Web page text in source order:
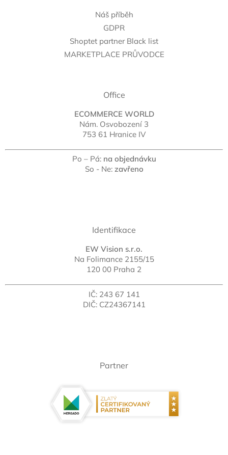
Náš příběh
GDPR
Shoptet partner Black list
MARKETPLACE PRŮVODCE
Office
ECOMMERCE WORLD
Nám. Osvobození 3
753 61 Hranice IV
Po – Pá: na objednávku
So - Ne: zavřeno
Identifikace
EW Vision s.r.o.
Na Folimance 2155/15
120 00 Praha 2
IČ: 243 67 141
DIČ: CZ24367141
Partner